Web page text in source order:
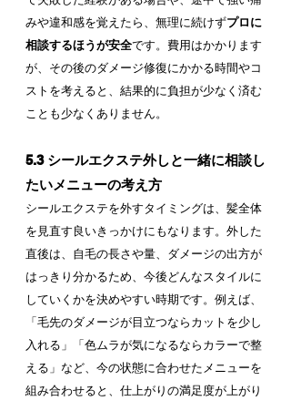
みや違和感を覚えたら、無理に続けずプロに
相談するほうが安全です。費用はかかります
が、その後のダメージ修復にかかる時間やコ
ストを考えると、結果的に負担が少なく済む
ことも少なくありません。
5.3 シールエクステ外しと一緒に相談し
たいメニューの考え方
シールエクステを外すタイミングは、髪全体
を見直す良いきっかけにもなります。外した
直後は、自毛の長さや量、ダメージの出方が
はっきり分かるため、今後どんなスタイルに
していくかを決めやすい時期です。例えば、
「毛先のダメージが目立つならカットを少し
入れる」「色ムラが気になるならカラーで整
える」など、今の状態に合わせたメニューを
組み合わせると、仕上がりの満足度が上がり